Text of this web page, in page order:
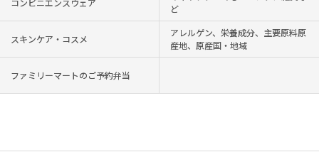
コンビニエンスウェア
ど
スキンケア・コスメ
アレルゲン、栄養成分、主要原料原
産地、原産国・地域
ファミリーマートのご予約弁当